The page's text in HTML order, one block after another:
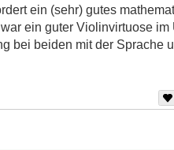
ein (sehr) gutes
ein guter Violinvirtuose im
bei beiden mit der Sprache